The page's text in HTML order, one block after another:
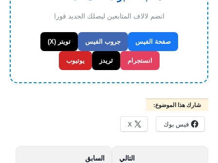
انضم لالاف المتابعين ليصلك الجديد فورا
صفحة الفيس جروب الفيس تويتر (X)
انستجرام ثريدز يوتيوب
شارك هذا الموضوع:
فيس بوك X
التالي السابق